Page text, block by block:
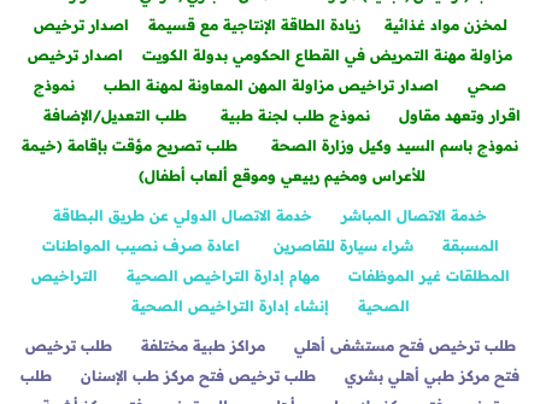
لمخزن مواد غذائية
زيادة الطاقة الإنتاجية مع قسيمة
اصدار ترخيص
مزاولة مهنة التمريض في القطاع الحكومي بدولة الكويت
اصدار ترخيص
صحي
اصدار تراخيص مزاولة المهن المعاونة لمهنة الطب
نموذج
اقرار وتعهد مقاول
نموذج طلب لجنة طبية
طلب التعديل/الإضافة
نموذج باسم السيد وكيل وزارة الصحة
طلب تصريح مؤقت بإقامة (خيمة
للأعراس ومخيم ربيعي وموقع ألعاب أطفال)
خدمة الاتصال المباشر
خدمة الاتصال الدولي عن طريق البطاقة
المسبقة
شراء سيارة للقاصرين
اعادة صرف نصيب المواطنات
المطلقات غير الموظفات
مهام إدارة التراخيص الصحية
التراخيص
الصحية
إنشاء إدارة التراخيص الصحية
طلب ترخيص فتح مستشفى أهلي مراكز طبية مختلفة
طلب ترخيص
فتح مركز طبي أهلي بشري
طلب ترخيص فتح مركز طب الإسنان
طلب